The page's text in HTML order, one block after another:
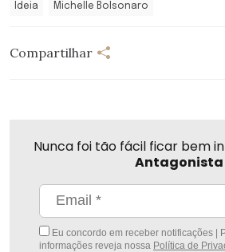
Ideia Michelle Bolsonaro
Compartilhar
Nunca foi tão fácil ficar bem
Antagonista
Eu concordo em receber notificações |
informações reveja nossa Política de